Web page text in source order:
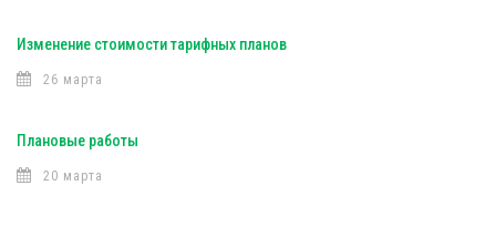
Изменение стоимости тарифных планов
26 марта
Плановые работы
20 марта